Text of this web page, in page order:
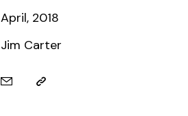
April, 2018
Jim Carter